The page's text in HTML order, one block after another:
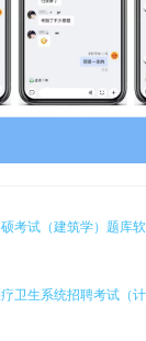
考试（建筑学）题库
卫生系统招聘考试（